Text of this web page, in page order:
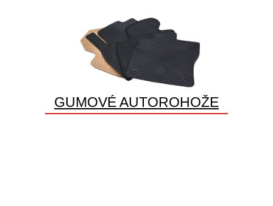
GUMOVÉ AUTOROHOŽE